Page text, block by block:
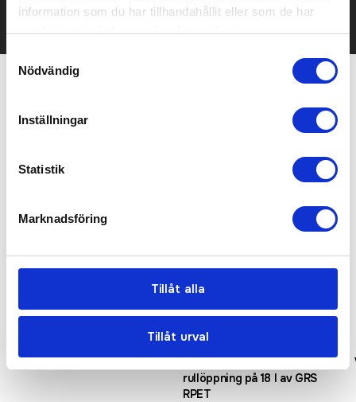
information som du har tillhandahållit eller som de har
samlat in när du har använt deras tjänster.
Samtyckesval
Nödvändig
Inställningar
Statistik
Marknadsföring
Tillåt alla
Tillåt urval
KONTAKTA OSS
Trend ryggsäck 17L
Byron 15,6 tums ryggsäck med
rullöppning på 18 l av GRS
RPET